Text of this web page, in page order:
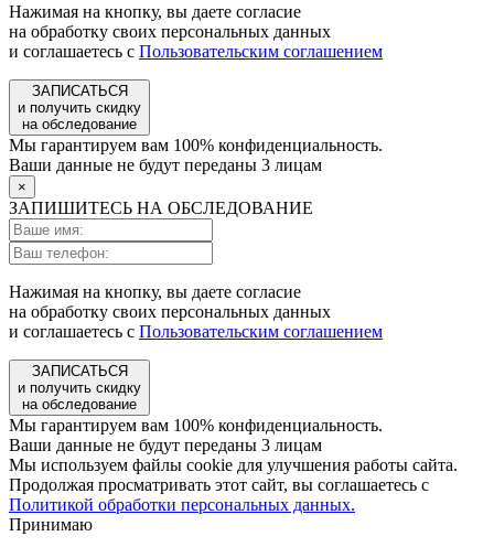
Нажимая на кнопку, вы даете согласие
на обработку своих персональных данных
и соглашаетесь с Пользовательским соглашением
ЗАПИСАТЬСЯ
и получить скидку
на обследование
Мы гарантируем вам 100% конфиденциальность.
Ваши данные не будут переданы 3 лицам
×
ЗАПИШИТЕСЬ НА ОБСЛЕДОВАНИЕ
Нажимая на кнопку, вы даете согласие
на обработку своих персональных данных
и соглашаетесь с Пользовательским соглашением
ЗАПИСАТЬСЯ
и получить скидку
на обследование
Мы гарантируем вам 100% конфиденциальность.
Ваши данные не будут переданы 3 лицам
Мы используем файлы cookie для улучшения работы сайта.
Продолжая просматривать этот сайт, вы соглашаетесь с
Политикой обработки персональных данных.
Принимаю